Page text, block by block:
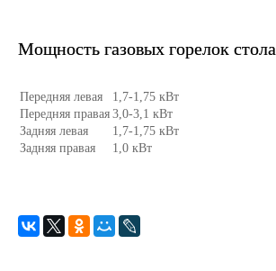
Мощность газовых горелок стола
Передняя левая
1,7-1,75 кВт
Передняя правая 3,0-3,1 кВт
Задняя левая
1,7-1,75 кВт
Задняя правая
1,0 кВт